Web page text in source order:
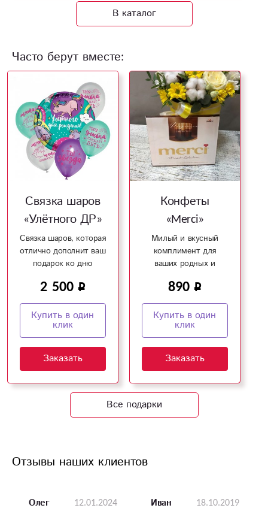
В каталог
Часто берут вместе:
Связка шаров
«Улётного ДР»
Связка шаров, которая
отлично дополнит ваш
подарок ко дню
2 500
Купить в один
клик
Заказать
Конфеты
«Merci»
Милый и вкусный
комплимент для
ваших родных и
890
Купить в один
клик
Заказать
Все подарки
Отзывы наших клиентов
Олег 12.01.2024 Иван 18.10.2019